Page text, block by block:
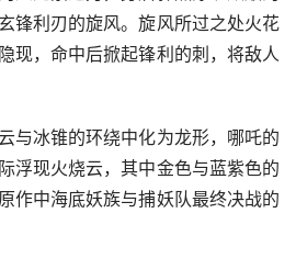
锋利刃的旋风。旋风所过之处火花
现，命中后掀起锋利的刺，将敌人
与冰锥的环绕中化为龙形，哪吒的
浮现火烧云，其中金色与蓝紫色的
作中海底妖族与捕妖队最终决战的